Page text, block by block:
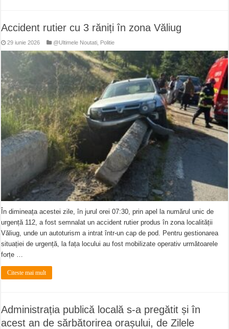
Accident rutier cu 3 răniți în zona Văliug
29 iunie 2026 @Ultimele Noutati Politie
În dimineața acestei zile, în jurul orei 07:30, prin apel la numărul unic de
urgență 112, a fost semnalat un accident rutier produs în zona localității
Văliug, unde un autoturism a intrat într-un cap de pod. ​Pentru gestionarea
situației de urgență, la fața locului au fost mobilizate operativ următoarele
forțe …
Citeste mai mult
Administrația publică locală s-a pregătit și în
acest an de sărbătorirea orașului, de Zilele